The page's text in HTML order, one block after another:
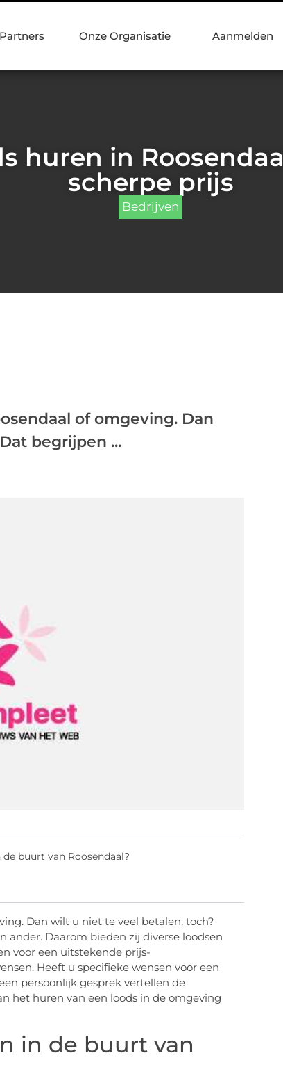
Partners Onze Organisatie Aanmelden
huren in
scherpe prijs
Bedrijven
of omgeving. Dan
begrijpen ...
buurt van Roosendaal?
Dan wilt u niet te veel betalen, toch?
ander. Daarom bieden zij diverse loodsen
voor een uitstekende prijs-
Heeft u specifieke wensen voor een
persoonlijk gesprek vertellen de
het huren van een loods in de omgeving
in de buurt van